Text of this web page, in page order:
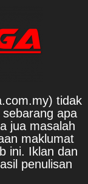
tidak
apa
jua masalah
maklumat
ini. Iklan dan
penulisan